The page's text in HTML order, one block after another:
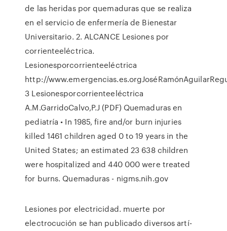
de las heridas por quemaduras que se realiza
en el servicio de enfermería de Bienestar
Universitario. 2. ALCANCE Lesiones por
corrienteeléctrica.
Lesionesporcorrienteeléctrica
http://
3 Lesionesporcorrienteeléctrica
A.M.GarridoCalvo,P.J (PDF) Quemaduras en
pediatría • In 1985, fire and/or burn injuries
killed 1461 children aged 0 to 19 years in the
United States; an estimated 23 638 children
were hospitalized and 440 000 were treated
for burns. Quemaduras - nigms.nih.gov
Lesiones por electricidad. muerte por
electrocución se han publicado diversos artí-